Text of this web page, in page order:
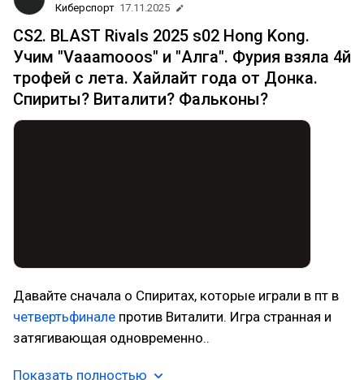
Киберспорт 17.11.2025
CS2. BLAST Rivals 2025 s02 Hong Kong.
Учим "Vaaamooos" и "Алга". Фурия взяла 4й
трофей с лета. Хайлайт года от Донка.
Спириты? Виталити? Фальконы?
Давайте сначала о Спиритах, которые играли в пт в
четвертьфинале против Виталити. Игра странная и
затягивающая одновременно..
Показать полностью